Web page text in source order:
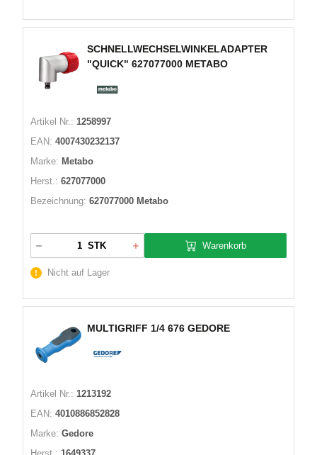
SCHNELLWECHSELWINKELADAPTER
"QUICK" 627077000 METABO
Artikel Nr.: 1258997
EAN: 4007430232137
Marke: Metabo
Herst.: 627077000
Bezeichnung: 627077000 Metabo
STK Warenkorb
Nicht auf Lager
MULTIGRIFF 1/4 676 GEDORE
Artikel Nr.: 1213192
EAN: 4010886852828
Marke: Gedore